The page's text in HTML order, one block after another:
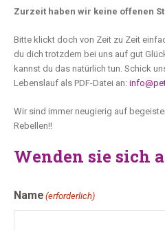
Zurzeit haben wir keine offenen
Bitte klickt doch von Zeit zu Zeit
du dich trotzdem bei uns auf gut
kannst du das natürlich tun. Schick
Lebenslauf als PDF-Datei an:
Wir sind immer neugierig auf
Rebellen!!
Wenden sie sich
Name (erforderlich)